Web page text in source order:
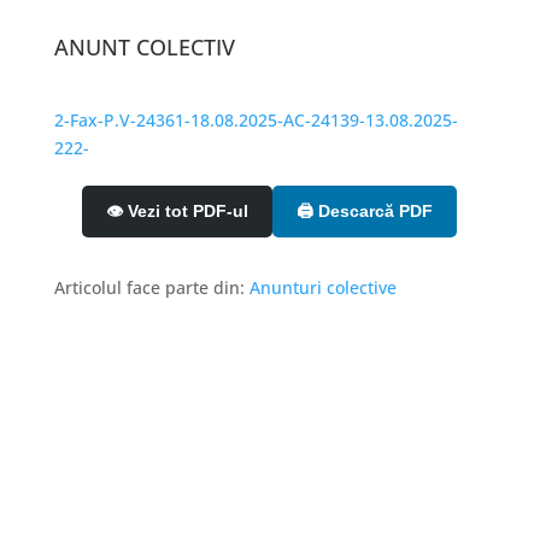
ANUNT COLECTIV
2-Fax-P.V-24361-18.08.2025-AC-24139-13.08.2025-
222-
👁️ Vezi tot PDF-ul 🖨️ Descarcă PDF
Articolul face parte din: Anunturi colective